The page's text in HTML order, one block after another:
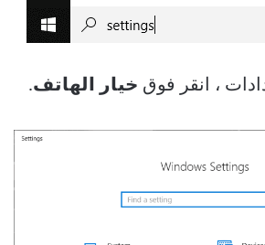
خيار الهاتف.